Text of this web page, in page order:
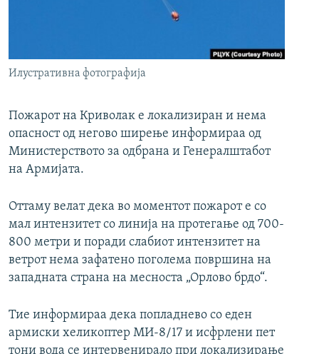
Илустративна фотографија
Пожарот на Криволак е локализиран и нема
опасност од негово ширење информираа од
Министерството за одбрана и Генералштабот
на Армијата.
Оттаму велат дека во моментот пожарот е со
мал интензитет со линија на протегање од 700-
800 метри и поради слабиот интензитет на
ветрот нема зафатено поголема површина на
западната страна на месноста „Орлово брдо“.
Тие информираа дека попладнево со еден
армиски хеликоптер МИ-8/17 и исфрлени пет
тони вода се интервенирало при локализирање